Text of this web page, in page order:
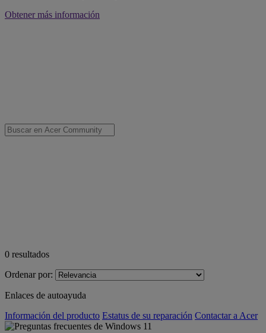
Obtener más información
0 resultados
Ordenar por:
Enlaces de autoayuda
Información del producto Estatus de su reparación Contactar a Acer